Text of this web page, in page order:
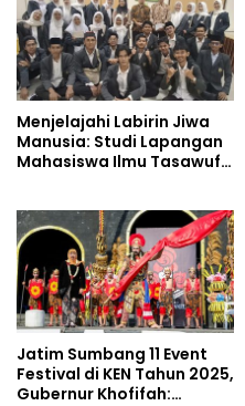
Menjelajahi Labirin Jiwa
Manusia: Studi Lapangan
Mahasiswa Ilmu Tasawuf
Jatim Sumbang 11 Event
Festival di KEN Tahun 2025,
Gubernur Khofifah: